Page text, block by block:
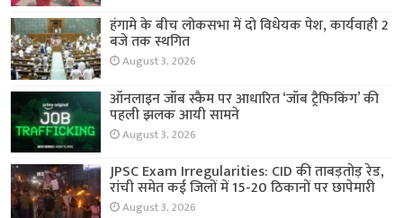
हंगामे के बीच लोकसभा में दो विधेयक पेश, कार्यवाही 2
बजे तक स्थगित
August 3, 2026
ऑनलाइन जॉब स्कैम पर आधारित ‘जॉब ट्रैफिकिंग’ की
पहली झलक आयी सामने
August 3, 2026
JPSC Exam Irregularities: CID की ताबड़तोड़ रेड,
रांची समेत कई जिलों में 15-20 ठिकानों पर छापेमारी
August 3, 2026